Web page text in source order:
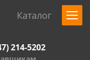
Каталог
214-5202